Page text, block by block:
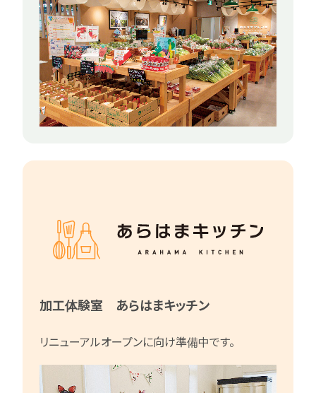
加工体験室 あらはまキッチン
リニューアルオープンに向け準備中です。